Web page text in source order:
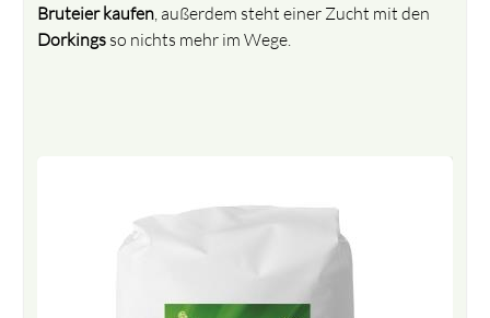
Bruteier kaufen , außerdem steht einer Zucht mit den
Dorkings so nichts mehr im Wege.